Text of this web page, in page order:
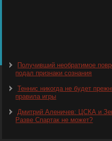
Получивший необратимое
подал признаки сознания
Теннис никогда не будет
правила игры
Дмитрий Аленичев: ЦСКА и
Разве Спартак не может?